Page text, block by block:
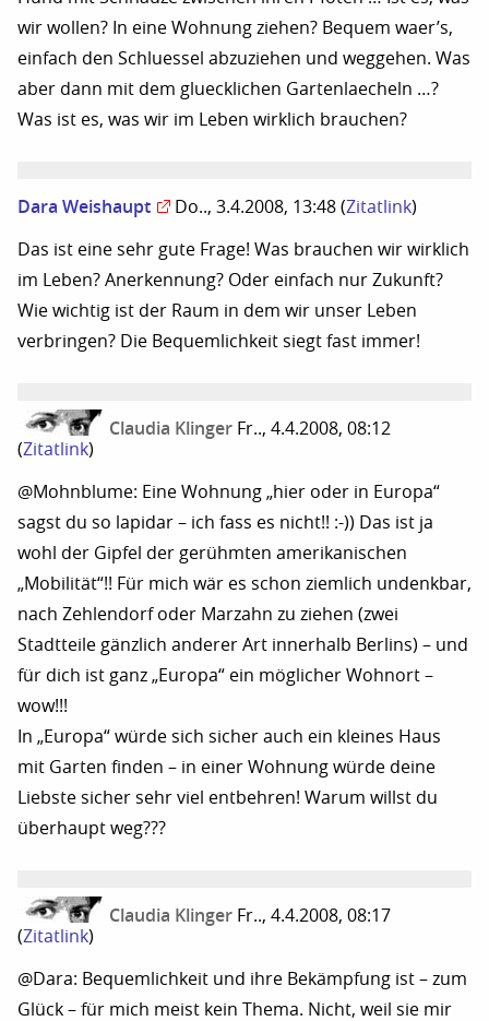
wir wollen? In eine Wohnung ziehen? Bequem waer’s,
einfach den Schluessel abzuziehen und weggehen. Was
aber dann mit dem gluecklichen Gartenlaecheln …?
Was ist es, was wir im Leben wirklich brauchen?
Dara Weishaupt Do.., 3.4.2008, 13:48 (Zitatlink)
Das ist eine sehr gute Frage! Was brauchen wir wirklich
im Leben? Anerkennung? Oder einfach nur Zukunft?
Wie wichtig ist der Raum in dem wir unser Leben
verbringen? Die Bequemlichkeit siegt fast immer!
Claudia Klinger Fr.., 4.4.2008, 08:12
(Zitatlink)
@Mohnblume: Eine Wohnung „hier oder in Europa“
sagst du so lapidar – ich fass es nicht!! :-)) Das ist ja
wohl der Gipfel der gerühmten amerikanischen
„Mobilität“!! Für mich wär es schon ziemlich undenkbar,
nach Zehlendorf oder Marzahn zu ziehen (zwei
Stadtteile gänzlich anderer Art innerhalb Berlins) – und
für dich ist ganz „Europa“ ein möglicher Wohnort –
wow!!!
In „Europa“ würde sich sicher auch ein kleines Haus
mit Garten finden – in einer Wohnung würde deine
Liebste sicher sehr viel entbehren! Warum willst du
überhaupt weg???
Claudia Klinger Fr.., 4.4.2008, 08:17
(Zitatlink)
@Dara: Bequemlichkeit und ihre Bekämpfung ist – zum
Glück – für mich meist kein Thema. Nicht, weil sie mir